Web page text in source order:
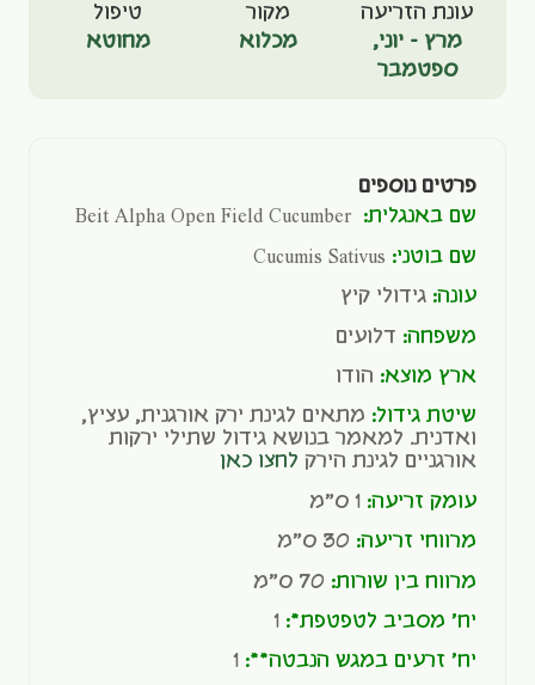
עונת הזריעה
מרץ - יוני,
ספטמבר
מקור
מכלוא
טיפול
מחוטא
פרטים נוספים
שם באנגלית:
שם בוטני:
עונה: גידולי קיץ
משפחה: דלועים
ארץ מוצא: הודו
שיטת גידול: מתאים לגינת ירק אורגנית, עציץ,
ואדנית. למאמר בנושא גידול שתילי ירקות
אורגניים לגינת הירק לחצו כאן
עומק זריעה:
מרווחי זריעה:
מרווח בין שורות:
יח' מסביב לטפטפת*: 1
יח' זרעים במגש הנבטה**: